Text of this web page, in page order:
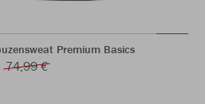
Premium Basics
74,99 €